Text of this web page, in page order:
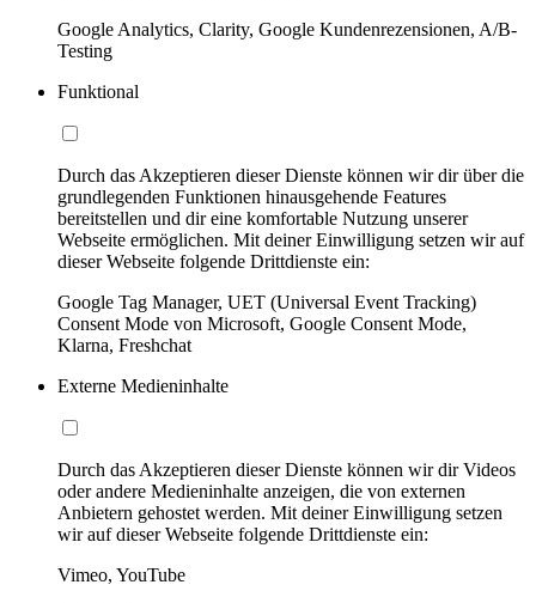
Google Analytics, Clarity, Google Kundenrezensionen, A/B-
Testing
Funktional
Durch das Akzeptieren dieser Dienste können wir dir über die
grundlegenden Funktionen hinausgehende Features
bereitstellen und dir eine komfortable Nutzung unserer
Webseite ermöglichen. Mit deiner Einwilligung setzen wir auf
dieser Webseite folgende Drittdienste ein:
Google Tag Manager, UET (Universal Event Tracking)
Consent Mode von Microsoft, Google Consent Mode,
Klarna, Freshchat
Externe Medieninhalte
Durch das Akzeptieren dieser Dienste können wir dir Videos
oder andere Medieninhalte anzeigen, die von externen
Anbietern gehostet werden. Mit deiner Einwilligung setzen
wir auf dieser Webseite folgende Drittdienste ein:
Vimeo, YouTube